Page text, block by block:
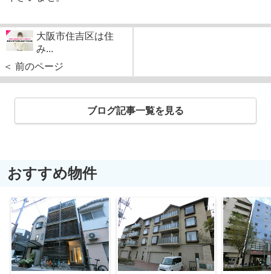
大阪市住吉区は住
み...
＜ 前のページ
ブログ記事一覧を見る
おすすめ物件